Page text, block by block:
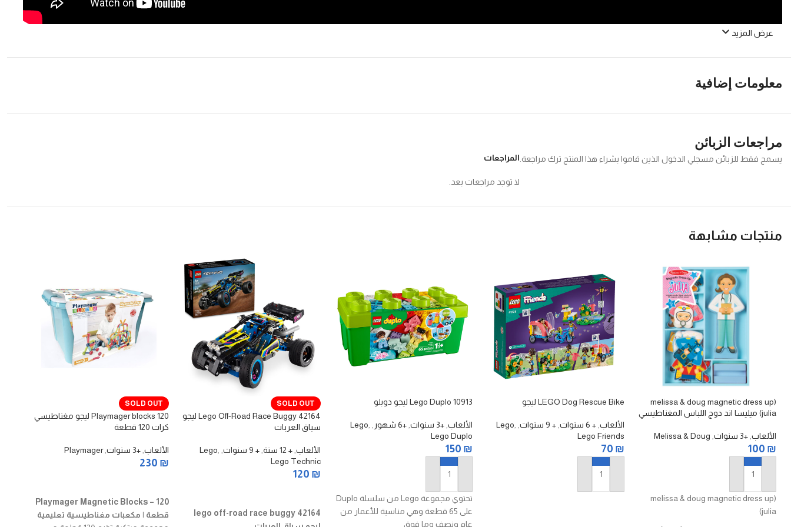
عرض المزيد
معلومات إضافية
مراجعات الزبائن
المراجعات
لا توجد مراجعات بعد.
يسمح فقط للزبائن مسجلي الدخول الذين قاموا بشراء هذا المنتج ترك مراجعة.
منتجات مشابهة
(melissa & doug magnetic dress up
(julia ميليسا اند دوج اللباس المغناطيسي
الألعاب +3 سنوات Melissa & Doug
100 ₪
إضافة إلى السلة
(melissa & doug magnetic dress up
(julia
LEGO Dog Rescue Bike ليجو
الألعاب + 6 سنوات + 9 سنوات Lego
Lego Friends
70 ₪
إضافة إلى السلة
Lego Duplo 10913 ليجو دوبلو
الألعاب +3 سنوات +6 شهور Lego
Lego Duplo
150 ₪
إضافة إلى السلة
تحتوي مجموعة Lego من سلسلة Duplo
على 65 قطعة وهي مناسبة للأعمار من
عام ونصف وما فوق
SOLD OUT
Lego Off-Road Race Buggy 42164 ليجو
سباق العربات
الألعاب + 12 سنة + 9 سنوات Lego
Lego Technic
120 ₪
lego off-road race buggy 42164
SOLD OUT
Playmager blocks 120 ليجو مغناطيسي
كرات 120 قطعة
الألعاب +3 سنوات Playmager
230 ₪
Playmager Magnetic Blocks – 120
قطعة | مكعبات مغناطيسية تعليمية